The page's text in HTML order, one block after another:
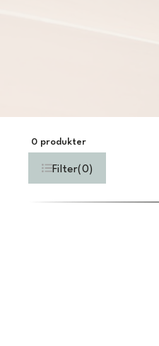
0 produkter
Filter(0)